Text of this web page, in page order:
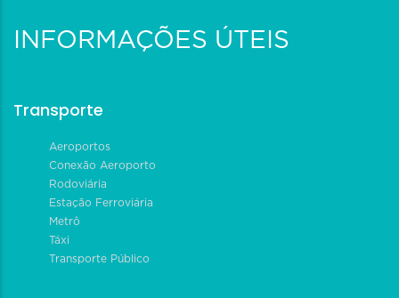
INFORMAÇÕES ÚTEIS
Transporte
Aeroportos
Conexão Aeroporto
Rodoviária
Estação Ferroviária
Metrô
Táxi
Transporte Público